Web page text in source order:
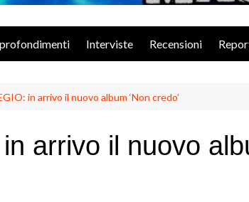
Interviste Recensioni
in arrivo il nuovo album ‘Non credo’
arrivo il nuovo